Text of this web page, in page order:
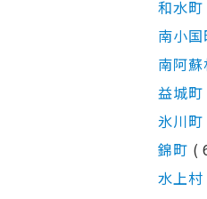
和水町
南小
南阿
益城町
氷川町
錦町 (
水上村